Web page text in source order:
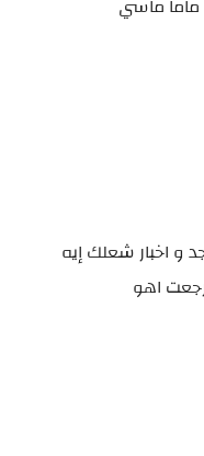
ماسي
و اخبار شعلك إيه
اهو